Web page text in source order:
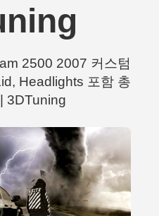
2500 2007 커스텀
Headlights 포함 총
3DTuning